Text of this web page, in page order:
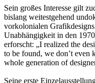
Sein großes Interesse gilt
bislang weitestgehend
vorkolonialen
Unabhängigkeit in den
erforscht: „I realized the
to be found, we don’t even
whole generation of
Seine erste